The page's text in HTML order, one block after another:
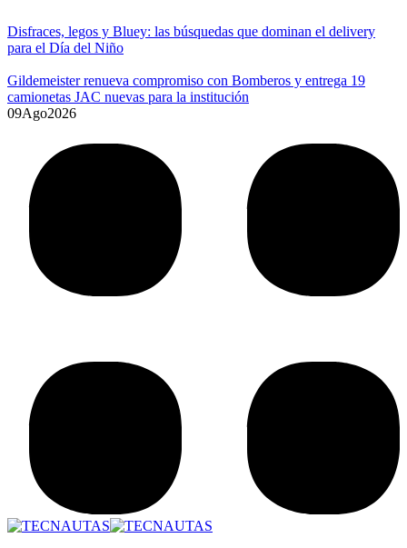
Disfraces, legos y Bluey: las búsquedas que dominan el delivery
para el Día del Niño
Gildemeister renueva compromiso con Bomberos y entrega 19
camionetas JAC nuevas para la institución
09Ago2026